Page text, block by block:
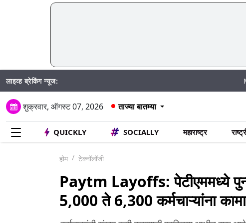
लाइव्ह ब्रेकिंग न्यूज: Mumbai
शुक्रवार, ऑगस्ट 07, 2026 ताज्या बातम्या
QUICKLY SOCIALLY महाराष्ट्र
होम टेक्नॉलॉजी
Paytm Layoffs: पेटीएममध्ये
5,000 ते 6,300 कर्मचाऱ्यांना